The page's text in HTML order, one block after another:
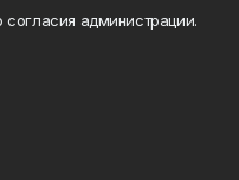
администрации.